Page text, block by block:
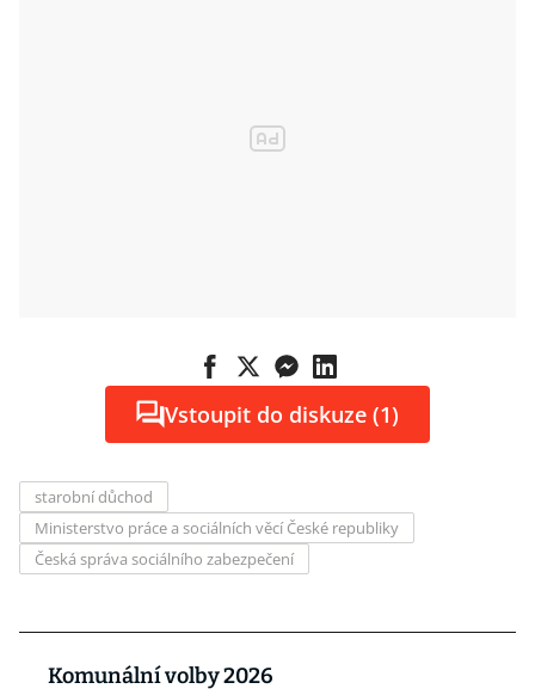
Vstoupit do diskuze (1)
starobní důchod
Ministerstvo práce a sociálních věcí České republiky
Česká správa sociálního zabezpečení
Komunální volby 2026